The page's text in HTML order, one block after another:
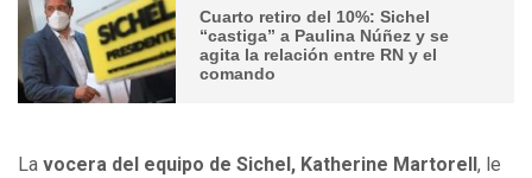
Cuarto retiro del 10%: Sichel
“castiga” a Paulina Núñez y se
agita la relación entre RN y el
comando
La vocera del equipo de Sichel, Katherine Martorell , le